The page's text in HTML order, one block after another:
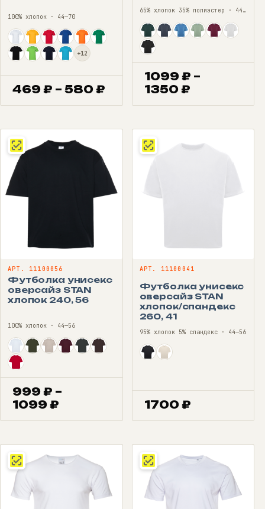
100% хлопок · 44—70
+12
469₽ – 580 ₽ Диапазон
–
580 ₽
65% хлопок 35% полиэстер · 44—56
1099₽ –
1350 ₽Диапазон
–
1350 ₽
АРТ. 11100056
Футболка унисекс
оверсайз STAN
хлопок 240, 56
100% хлопок · 44—56
999₽ –
1099₽
–
1099 ₽
АРТ. 11100041
Футболка унисекс
оверсайз STAN
хлопок/спандекс
260, 41
95% хлопок 5% спандекс · 44—56
1700 ₽